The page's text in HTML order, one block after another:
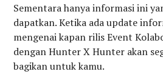
Sementara hanya informasi ini
dapatkan. Ketika ada update
mengenai kapan rilis Event
dengan Hunter X Hunter akan
bagikan untuk kamu.